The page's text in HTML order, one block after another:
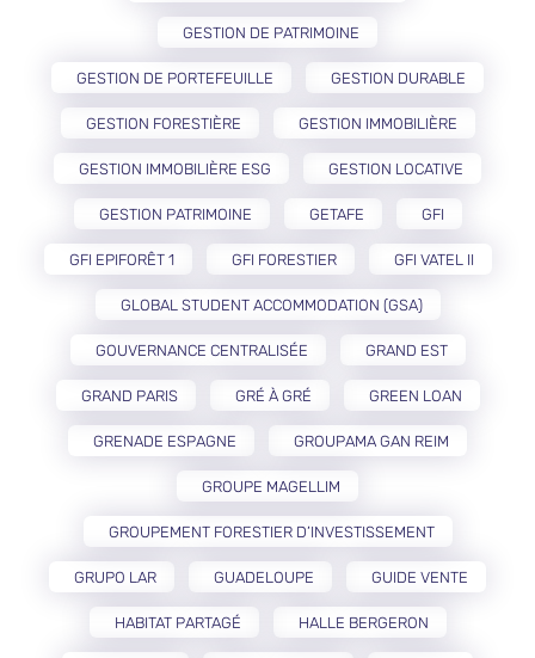
GESTION DE PATRIMOINE
GESTION DE PORTEFEUILLE GESTION DURABLE
GESTION FORESTIÈRE GESTION IMMOBILIÈRE
GESTION IMMOBILIÈRE ESG GESTION LOCATIVE
GESTION PATRIMOINE GETAFE GFI
GFI EPIFORÊT 1 GFI FORESTIER GFI VATEL II
GLOBAL STUDENT ACCOMMODATION (GSA)
GOUVERNANCE CENTRALISÉE GRAND EST
GRAND PARIS GRÉ À GRÉ GREEN LOAN
GRENADE ESPAGNE GROUPAMA GAN REIM
GROUPE MAGELLIM
GROUPEMENT FORESTIER D’INVESTISSEMENT
GRUPO LAR GUADELOUPE GUIDE VENTE
HABITAT PARTAGÉ HALLE BERGERON